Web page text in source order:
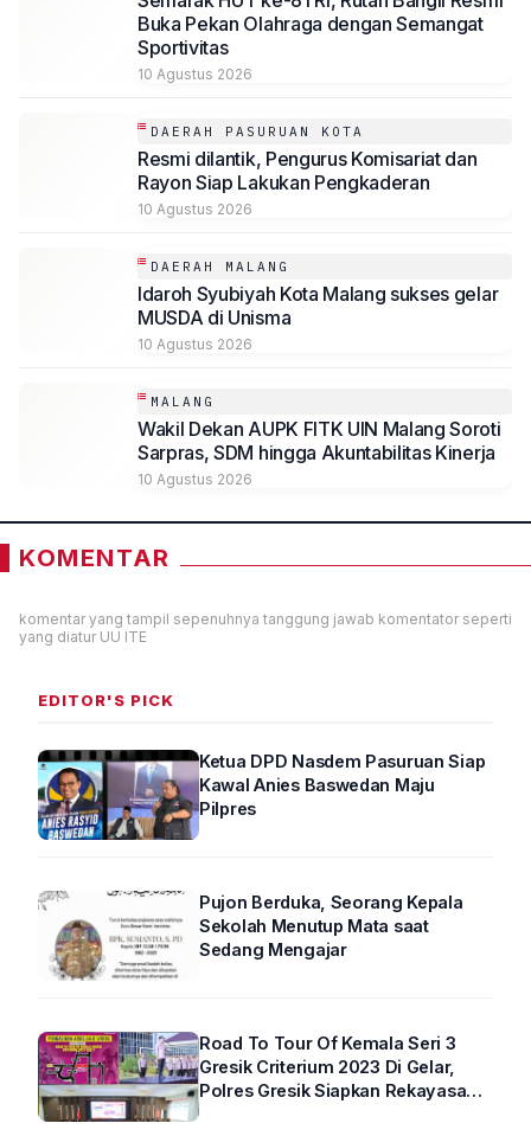
Buka Pekan Olahraga dengan Semangat
Sportivitas
10 Agustus 2026
DAERAH PASURUAN KOTA
Resmi dilantik, Pengurus Komisariat dan
Rayon Siap Lakukan Pengkaderan
10 Agustus 2026
DAERAH MALANG
Idaroh Syubiyah Kota Malang sukses gelar
MUSDA di Unisma
10 Agustus 2026
MALANG
Wakil Dekan AUPK FITK UIN Malang Soroti
Sarpras, SDM hingga Akuntabilitas Kinerja
10 Agustus 2026
KOMENTAR
komentar yang tampil sepenuhnya tanggung jawab komentator seperti
yang diatur UU ITE
EDITOR'S PICK
Ketua DPD Nasdem Pasuruan Siap
Kawal Anies Baswedan Maju
Pilpres
Pujon Berduka, Seorang Kepala
Sekolah Menutup Mata saat
Sedang Mengajar
Road To Tour Of Kemala Seri 3
Gresik Criterium 2023 Di Gelar,
Polres Gresik Siapkan Rekayasa